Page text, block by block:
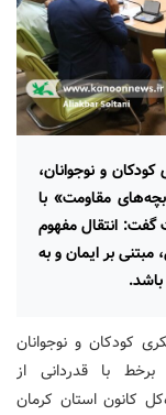
و نوجوانان،
مقاومت» با
گفت: انتقال مفهوم
مبتنی بر ایمان و به
کودکان و نوجوانان
با قدردانی از
کانون استان کرمان